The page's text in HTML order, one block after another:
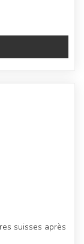
suisses après